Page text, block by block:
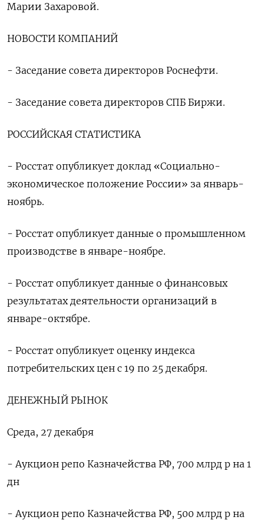
Марии Захаровой.
НОВОСТИ КОМПАНИЙ
- Заседание совета директоров Роснефти.
- Заседание совета директоров СПБ Биржи.
РОССИЙСКАЯ СТАТИСТИКА
- Росстат опубликует доклад «Социально-
экономическое положение России» за январь-
ноябрь.
- Росстат опубликует данные о промышленном
производстве в январе-ноябре.
- Росстат опубликует данные о финансовых
результатах деятельности организаций в
январе-октябре.
- Росстат опубликует оценку индекса
потребительских цен с 19 по 25 декабря.
ДЕНЕЖНЫЙ РЫНОК
Среда, 27 декабря
- Аукцион репо Казначейства РФ, 700 млрд р на 1
дн
- Аукцион репо Казначейства РФ, 500 млрд р на